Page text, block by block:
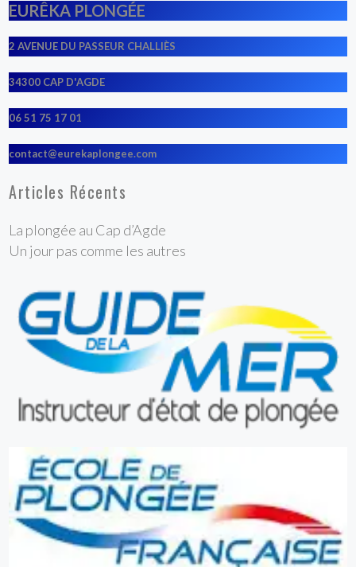
EURÊKA PLONGÉE
2 AVENUE DU PASSEUR CHALLIÈS
34300 CAP D'AGDE
06 51 75 17 01
contact@eurekaplongee.com
Articles Récents
La plongée au Cap d’Agde
Un jour pas comme les autres